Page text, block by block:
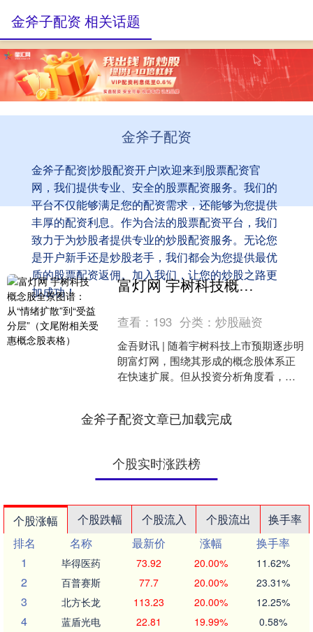
金斧子配资
金斧子配资|炒股配资开户|欢迎来到股票配资官
网，我们提供专业、安全的股票配资服务。我们的
平台不仅能够满足您的配资需求，还能够为您提供
丰厚的配资利息。作为合法的股票配资平台，我们
致力于为炒股者提供专业的炒股配资服务。无论您
是开户新手还是炒股老手，我们都会为您提供最优
质的股票配资返佣。加入我们，让您的炒股之路更
加成功！
金斧子配资 相关话题
富灯网 宇树科技概念股全景图谱：从“情绪扩散”到“受益分层”（文尾附相关受惠概念股表格）
查看： 193 分类：炒股融资
金吾财讯 | 随着宇树科技上市预期逐步明
朗富灯网，围绕其形成的概念股体系正
在快速扩展。但从投资分析角度看，并
金斧子配资文章已加载完成
个股实时涨跌榜
个股涨幅 个股跌幅 个股流入 个股流出
换手率
排名
名称 最新价 涨幅
换手率
1
毕得医药 73.92 20.00% 11.62%
2 百普赛斯 77.7 20.00% 23.31%
3 北方长龙 113.23 20.00% 12.25%
4 蓝盾光电 22.81 19.99% 0.58%